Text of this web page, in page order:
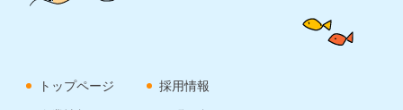
トップページ 採用情報